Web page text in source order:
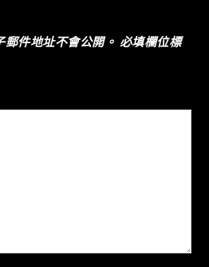
件地址不會公開。 必填欄位標